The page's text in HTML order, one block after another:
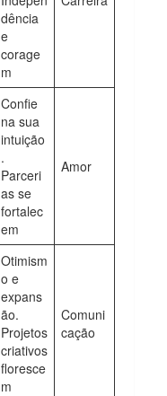
dência
e
corage
m
Confie
na sua
intuição
.
Parceri
as se
fortalec
em
Amor
Otimism
o e
expans
ão.
Projetos
criativos
floresce
m
Comuni
cação